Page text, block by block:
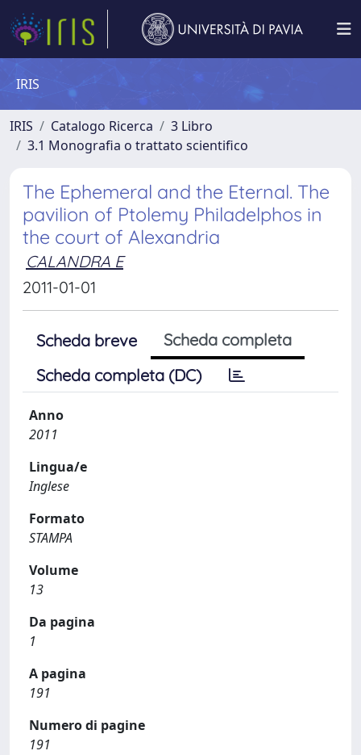
IRIS
IRIS Catalogo Ricerca
3 Libro
3.1 Monografia o trattato scientifico
The Ephemeral and the Eternal. The
pavilion of Ptolemy Philadelphos in
the court of Alexandria
CALANDRA E
2011-01-01
Scheda breve
Scheda completa
Scheda completa (DC)
Anno
2011
Lingua/e
Inglese
Formato
STAMPA
Volume
13
Da pagina
1
A pagina
191
Numero di pagine
191